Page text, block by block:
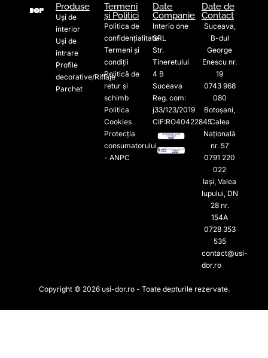
Produse
Uși de
interior
Uși de
intrare
Profile
decorative/Riflaje
Parchet
Termeni
și Politici
Politica de
confidențialitate
Termeni și
condiții
Politică de
retur și
schimb
Politica
Cookies
Protecția
consumatorului
- ANPC
Date
Companie
Interio one
SRL
Str.
Tineretului
4 B
Suceava
Reg. com:
j33/123/2019
CIF:RO40422845
Date de
Contact
Suceava,
B-dul
George
Enescu nr.
19
0743 968
080
Botoșani,
Calea
Națională
nr. 57
0791 220
022​
Iași, Valea
lupului, DN
28 nr.
154A
0728 353
535​
contact@usi-
dor.ro
Copyright © 2026 usi-dor.ro - Toate depturile rezervate.